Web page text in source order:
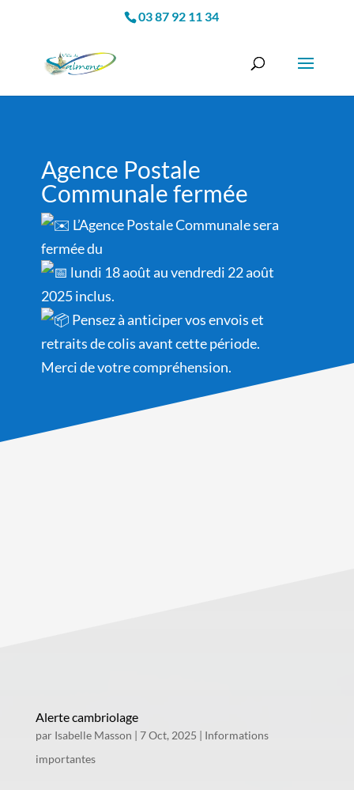
03 87 92 11 34
Agence Postale
Communale fermée
L’Agence Postale Communale sera
fermée du
lundi 18 août au vendredi 22 août
2025 inclus.
Pensez à anticiper vos envois et
retraits de colis avant cette période.
Merci de votre compréhension.
Alerte cambriolage
par Isabelle Masson | 7 Oct, 2025 | Informations
importantes